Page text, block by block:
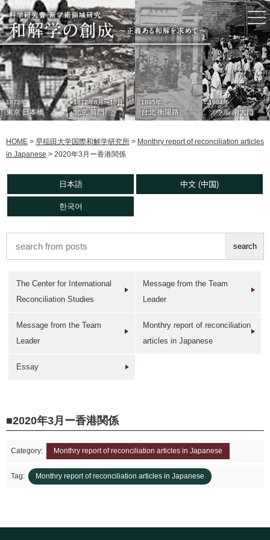
1872年
東京 日本橋
東京 日本橋
1946年
東京 日本橋
1872年8月〜10月
北京 前門
北京 前門
北京 前門
1895年
台北 衡陽路
台北 衡陽路
1960年代
台北 衡陽路
1904年
ソウル 南大門
ソウル 南大門
1950年
ソウル 南大門
HOME > 早稲田大学国際和解学研究所 > Monthry report of reconciliation articles
in Japanese > 2020年3月ー香港関係
日本語 中文 (中国)
한국어
The Center for International
Reconciliation Studies
Message from the Team
Leader
Message from the Team
Leader
Monthry report of reconciliation
articles in Japanese
Essay
2020年3月ー香港関係
Category: Monthry report of reconciliation articles in Japanese
Tag: Monthry report of reconciliation articles in Japanese